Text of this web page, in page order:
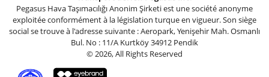
Pegasus Hava Taşımacılığı Anonim Şirketi est une société anonyme
exploitée conformément à la législation turque en vigueur. Son siège
social se trouve à l'adresse suivante : Aeropark, Yenişehir Mah. Osmanlı
Bul. No : 11/A Kurtköy 34912 Pendik
© 2026, All Rights Reserved